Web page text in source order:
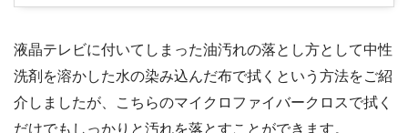
液晶テレビに付いてしまった油汚れの落とし方として中性
洗剤を溶かした水の染み込んだ布で拭くという方法をご紹
介しましたが、こちらのマイクロファイバークロスで拭く
だけでもしっかりと汚れを落とすことができます。